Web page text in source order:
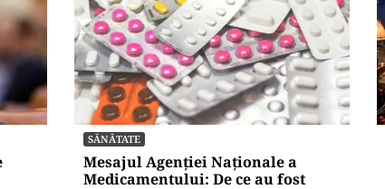
ACTUALITATE
20 de grătare și sute de metri de
mese: cum a intrat Selly în